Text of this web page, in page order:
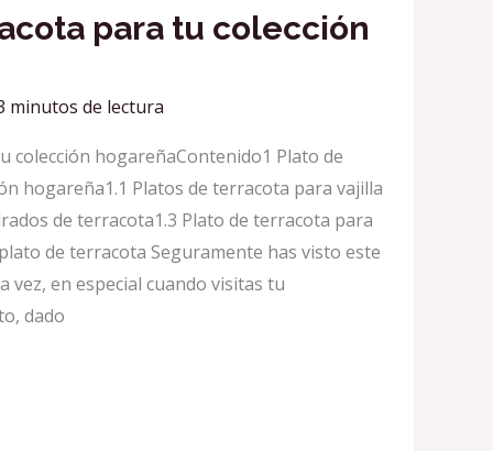
para tu colección
minutos de lectura
colección hogareñaContenido1 Plato de
hogareña1.1 Platos de terracota para vajilla
de terracota1.3 Plato de terracota para
de terracota Seguramente has visto este
vez, en especial cuando visitas tu
dado